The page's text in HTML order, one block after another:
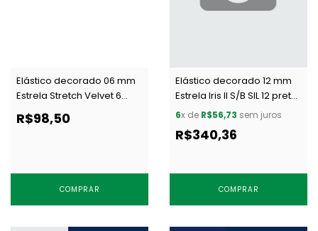
Elástico decorado 06 mm
Estrela Stretch Velvet 6
branco c/ 50 m
R$98,50
COMPRAR
Elástico decorado 12 mm
Estrela Iris II S/B SIL 12 preto
c/ 50 m
6x de R$56,73 sem juros
R$340,36
COMPRAR